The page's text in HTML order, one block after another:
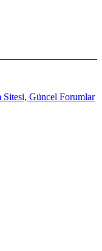
Sitesi, Güncel Forumlar